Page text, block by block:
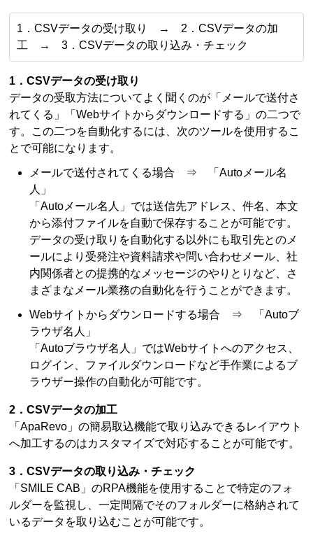
1．CSVデータの受け取り → 2．CSVデータの加
工 → 3．CSVデータの取り込み・チェック
1．CSVデータの受け取り
データの受取方法についてよく聞くのが「メールで送付さ
れてくる」「Webサイトからダウンロードする」の二つで
す。この二つを自動化するには、次のツールを使用するこ
とで可能になります。
メールで送付されてくる場合 ⇒ 「Autoメール名
人」
「Autoメール名人」では送信先アドレス、件名、本文
から添付ファイルを自動で保存することが可能です。
データの受け取りを自動化する以外にも取引先とのメ
ールにより受発注や資料請求や問い合わせメール、社
内関係者との提携的なメッセージのやりとりなど、さ
まざまなメール業務の自動化を行うことができます。
Webサイトからダウンロードする場合 ⇒ 「Autoブ
ラウザ名人」
「Autoブラウザ名人」ではWebサイトへのアクセス、
ログイン、ファイルダウンロードなど手作業によるブ
ラウザー操作の自動化が可能です。
2．CSVデータの加工
「ApaRevo」の簡易取込機能で取り込みできるレイアウト
へ加工するのはカスタマイズで対応することが可能です。
3．CSVデータの取り込み・チェック
「SMILE CAB」のRPA機能を使用することで特定のフォ
ルダーを監視し、一定間隔でそのフォルダーに格納されて
いるデータを取り込むことが可能です。